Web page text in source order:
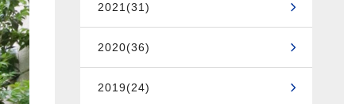
2021(31)
2020(36)
2019(24)